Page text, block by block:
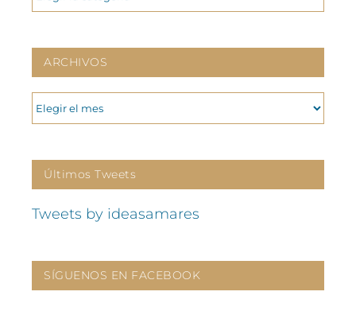
ARCHIVOS
ARCHIVOS
Últimos Tweets
Tweets by ideasamares
SÍGUENOS EN FACEBOOK